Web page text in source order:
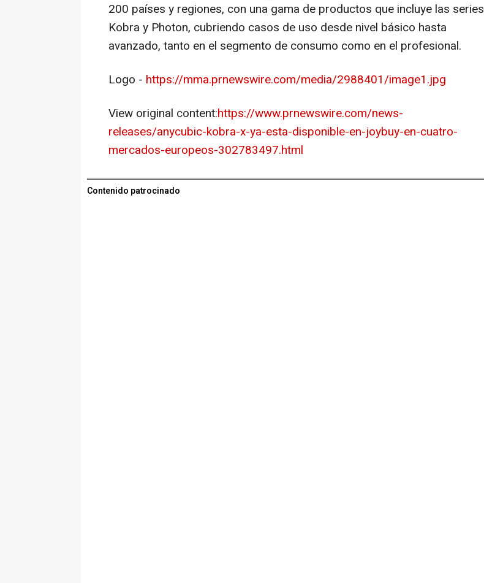
200 países y regiones, con una gama de productos que incluye las series
Kobra y Photon, cubriendo casos de uso desde nivel básico hasta
avanzado, tanto en el segmento de consumo como en el profesional.
Logo - https://mma.prnewswire.com/media/2988401/image1.jpg
View original content:https://www.prnewswire.com/news-
releases/anycubic-kobra-x-ya-esta-disponible-en-joybuy-en-cuatro-
mercados-europeos-302783497.html
Contenido patrocinado